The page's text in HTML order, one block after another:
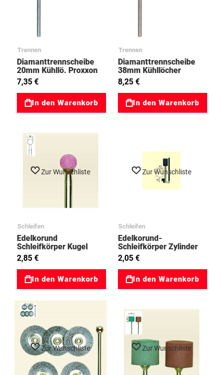
Trennen
Diamanttrennscheibe
20mm Kühllö. Proxxon
03028844
7,35 €
In den Warenkorb
Trennen
Diamanttrennscheibe
38mm Kühllöcher
03028846
8,25 €
In den Warenkorb
Zur Wunschliste
Schleifen
Edelkorund
Schleifkörper Kugel
5mm - Proxxon 28772
2,85 €
In den Warenkorb
Zur Wunschliste
Schleifen
Edelkorund-
Schleifkörper Zylinder
03028781
2,05 €
In den Warenkorb
Zur Wunschliste Zur Wunschliste